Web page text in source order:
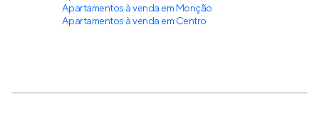
Apartamentos à venda em Monção
Apartamentos à venda em Centro